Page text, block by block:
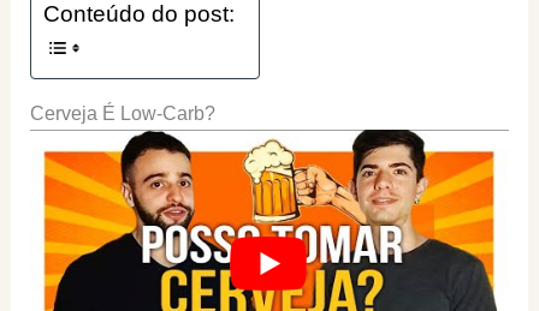
Conteúdo do post:
Cerveja É Low-Carb?